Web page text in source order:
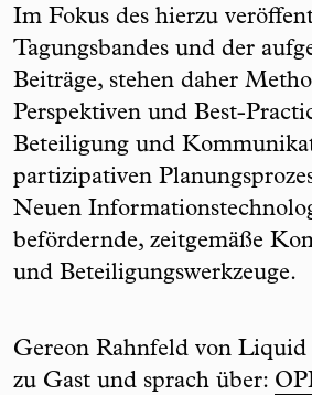
Im Fokus des hierzu
Tagungsbandes und der
Beiträge, stehen daher
Perspektiven und Best-
Beteiligung und
partizipativen
Neuen
befördernde, zeitgemäße
und Beteiligungswerkzeuge.
Gereon Rahnfeld von Liquid
zu Gast und sprach über: